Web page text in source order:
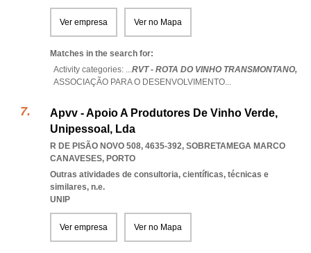
Ver empresa Ver no Mapa
Matches in the search for:
Activity categories: ...RVT - ROTA DO VINHO TRANSMONTANO,
ASSOCIAÇÃO PARA O DESENVOLVIMENTO...
Apvv - Apoio A Produtores De Vinho Verde,
Unipessoal, Lda
R DE PISÃO NOVO 508, 4635-392, SOBRETAMEGA MARCO
CANAVESES, PORTO
Outras atividades de consultoria, científicas, técnicas e
similares, n.e.
UNIP
Ver empresa Ver no Mapa